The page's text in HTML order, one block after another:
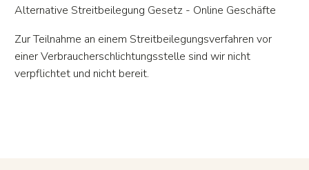
Alternative Streitbeilegung Gesetz - Online Geschäfte
Zur Teilnahme an einem Streitbeilegungsverfahren vor
einer Verbraucherschlichtungsstelle sind wir nicht
verpflichtet und nicht bereit.